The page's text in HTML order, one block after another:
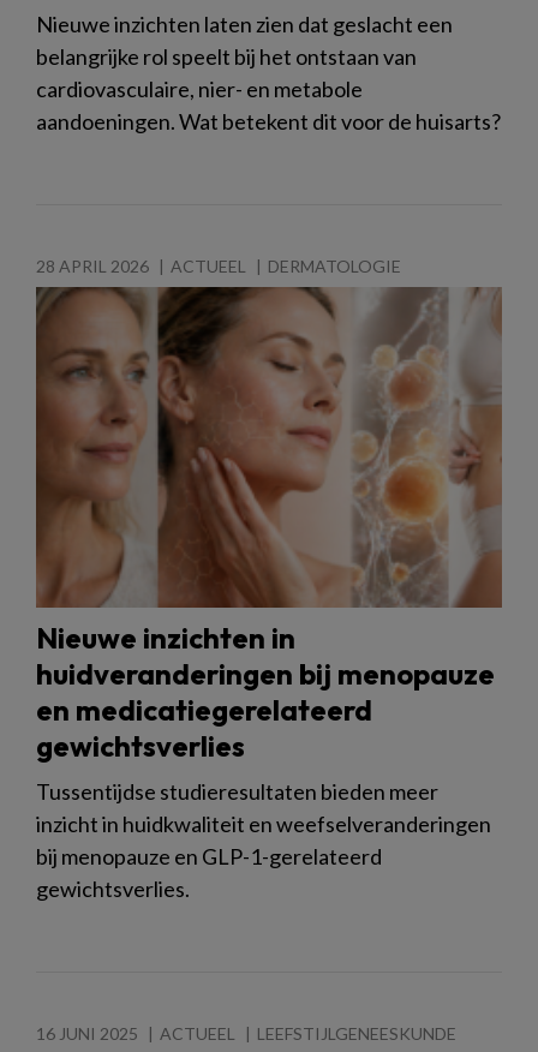
Nieuwe inzichten laten zien dat geslacht een
belangrijke rol speelt bij het ontstaan van
cardiovasculaire, nier- en metabole
aandoeningen. Wat betekent dit voor de huisarts?
28 APRIL 2026 ACTUEEL DERMATOLOGIE
Nieuwe inzichten in
huidveranderingen bij menopauze
en medicatiegerelateerd
gewichtsverlies
Tussentijdse studieresultaten bieden meer
inzicht in huidkwaliteit en weefselveranderingen
bij menopauze en GLP-1-gerelateerd
gewichtsverlies.
16 JUNI 2025 ACTUEEL LEEFSTIJLGENEESKUNDE